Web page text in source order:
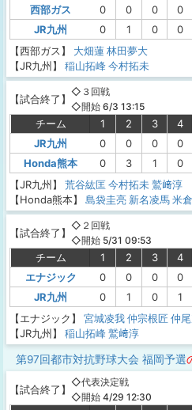
西部ガス
0 0 0 0
JR九州
0 1 0 0
【西部ガス】
大畑蓮林田夢大
【JR九州】
稲山拓峰今村拓未
【試合終了】
◇３回戦
◇開始 6/3 13:15
チーム 1 2 3 4
JR九州
0 0 0 0
Honda熊本
0 3 1 0
【JR九州】
荒谷紘匡今村拓未鷲﨑淳
【Honda熊本】
島袋圭亮 新名凌馬米
【試合終了】
◇２回戦
◇開始 5/31 09:53
チーム 1 2 3 4
エナジック
0 0 0 0
JR九州
0 1 0 1
【エナジック】
宮城凌我仲宗根匠仲
【JR九州】
稲山拓峰鷲﨑淳
第97回都市対抗野球大会 福岡予選
【試合終了】
◇代表決定戦
◇開始 4/29 12:30